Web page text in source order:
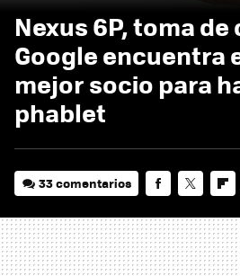
Nexus 6P, toma
Google encuentra
mejor socio para
phablet
33 comentarios